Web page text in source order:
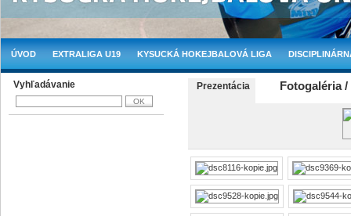
ÚVOD EXTRALIGA U19 KYSUCKÁ HOKEJBALOVÁ LIGA
Vyhľadávanie Prezentácia Fotogaléria /